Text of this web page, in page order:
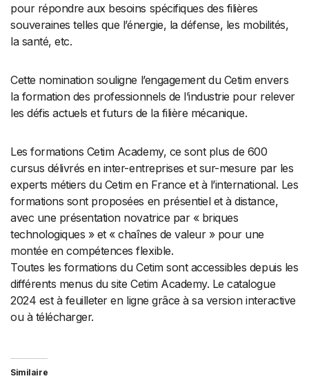
pour répondre aux besoins spécifiques des filières
souveraines telles que l’énergie, la défense, les mobilités,
la santé, etc.
Cette nomination souligne l’engagement du Cetim envers
la formation des professionnels de l’industrie pour relever
les défis actuels et futurs de la filière mécanique.
Les formations Cetim Academy, ce sont plus de 600
cursus délivrés en inter-entreprises et sur-mesure par les
experts métiers du Cetim en France et à l’international. Les
formations sont proposées en présentiel et à distance,
avec une présentation novatrice par « briques
technologiques » et « chaînes de valeur » pour une
montée en compétences flexible.
Toutes les formations du Cetim sont accessibles depuis les
différents menus du site Cetim Academy. Le catalogue
2024 est à feuilleter en ligne grâce à sa version interactive
ou à télécharger.
Similaire